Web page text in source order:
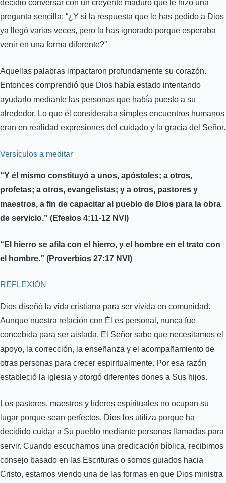
decidió conversar con un creyente maduro que le hizo una
pregunta sencilla: “¿Y si la respuesta que le has pedido a Dios
ya llegó varias veces, pero la has ignorado porque esperaba
venir en una forma diferente?”
Aquellas palabras impactaron profundamente su corazón.
Entonces comprendió que Dios había estado intentando
ayudarlo mediante las personas que había puesto a su
alrededor. Lo que él consideraba simples encuentros humanos
eran en realidad expresiones del cuidado y la gracia del Señor.
Versículos a meditar
“Y él mismo constituyó a unos, apóstoles; a otros,
profetas; a otros, evangelistas; y a otros, pastores y
maestros, a fin de capacitar al pueblo de Dios para la obra
de servicio.” (Efesios 4:11-12 NVI)
“El hierro se afila con el hierro, y el hombre en el trato con
el hombre.” (Proverbios 27:17 NVI)
REFLEXIÓN
Dios diseñó la vida cristiana para ser vivida en comunidad.
Aunque nuestra relación con Él es personal, nunca fue
concebida para ser aislada. El Señor sabe que necesitamos el
apoyo, la corrección, la enseñanza y el acompañamiento de
otras personas para crecer espiritualmente. Por esa razón
estableció la iglesia y otorgó diferentes dones a Sus hijos.
Los pastores, maestros y líderes espirituales no ocupan su
lugar porque sean perfectos. Dios los utiliza porque ha
decidido cuidar a Su pueblo mediante personas llamadas para
servir. Cuando escuchamos una predicación bíblica, recibimos
consejo basado en las Escrituras o somos guiados hacia
Cristo, estamos viendo una de las formas en que Dios ministra